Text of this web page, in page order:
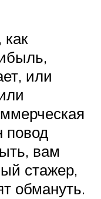
или
повод
вам
стажер,
обмануть.